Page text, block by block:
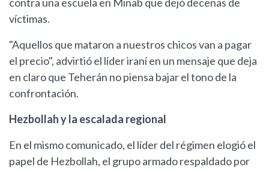
contra una escuela en Minab que dejó decenas de
víctimas.
"Aquellos que mataron a nuestros chicos van a pagar
el precio", advirtió el líder iraní en un mensaje que deja
en claro que Teherán no piensa bajar el tono de la
confrontación.
Hezbollah y la escalada regional
En el mismo comunicado, el líder del régimen elogió el
papel de Hezbollah, el grupo armado respaldado por